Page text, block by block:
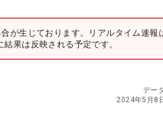
が生じております。リアルタイム速報
果は反映される予定です。
デー
2024年5月8